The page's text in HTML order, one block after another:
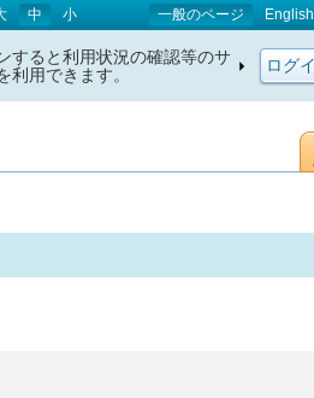
中 小 一般のページ English
すると利用状況の確認等のサ
利用できます。